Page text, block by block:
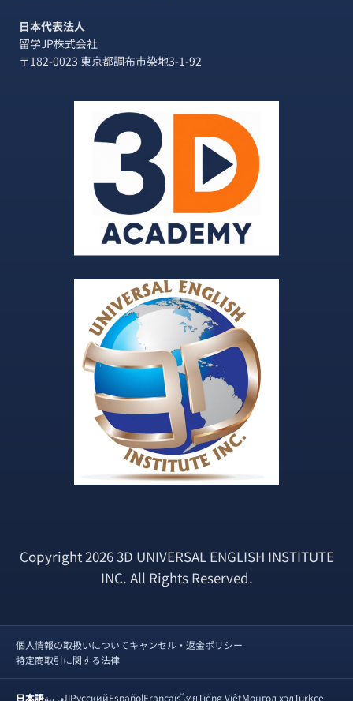
日本代表法人
留学JP株式会社
〒182-0023 東京都調布市染地3-1-92
Copyright 2026 3D UNIVERSAL ENGLISH INSTITUTE
INC. All Rights Reserved.
個人情報の取扱いについてキャンセル・返金ポリシー
特定商取引に関する法律
日本語العربيةРусскийEspañolFrançaisไทยTiếng ViệtМонгол хэлTürkçe